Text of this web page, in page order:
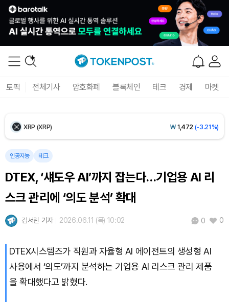
토픽 전체기사 암호화폐 블록체인 테크 경제 마켓
Ethereum (ETH) ₩2,713,303(-0.57%)
XRP (XRP) ₩ 1,472 (-3.21%)
Solana (SOL)
TRON (TRX) ₩464.8(-0.28%)
Hyperliquid (HYPE)
Bitcoin (BTC) ₩91,703,392(-0.61%)
인공지능 테크
DTEX, ‘섀도우 AI’까지 잡는다…기업용 AI 리
스크 관리에 ‘의도 분석’ 확대
김서린 기자 2026.06.11 (목) 10:02 0 0
DTEX시스템즈가 직원과 자율형 AI 에이전트의 생성형 AI
사용에서 ‘의도’까지 분석하는 기업용 AI 리스크 관리 제품
을 확대했다고 밝혔다.